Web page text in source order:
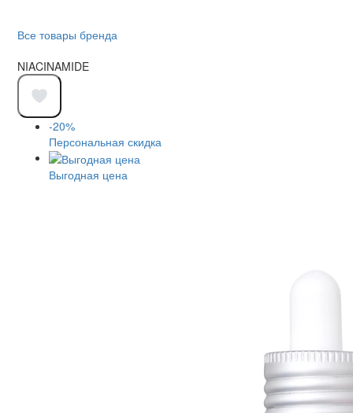
Все товары бренда
NIACINAMIDE
-20%
Персональная скидка
Выгодная цена